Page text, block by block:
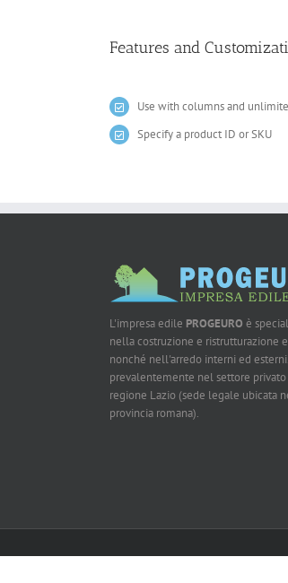
Features and
Use with columns and
Specify a product ID or SKU
L'impresa edile PROGEURO è
nella costruzione e ristrutturazione
nonché nell'arredo interni ed
prevalentemente nel settore
regione Lazio (sede legale ubicata
provincia romana).
Copyright 2013 - 2016 Progeuro |